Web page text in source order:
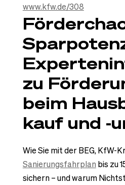
www.kfw.de/308
zu
beim
kauf und -
Wie Sie mit der BEG, KfW-
Sanierungsfahrplan bis zu
sichern – und warum